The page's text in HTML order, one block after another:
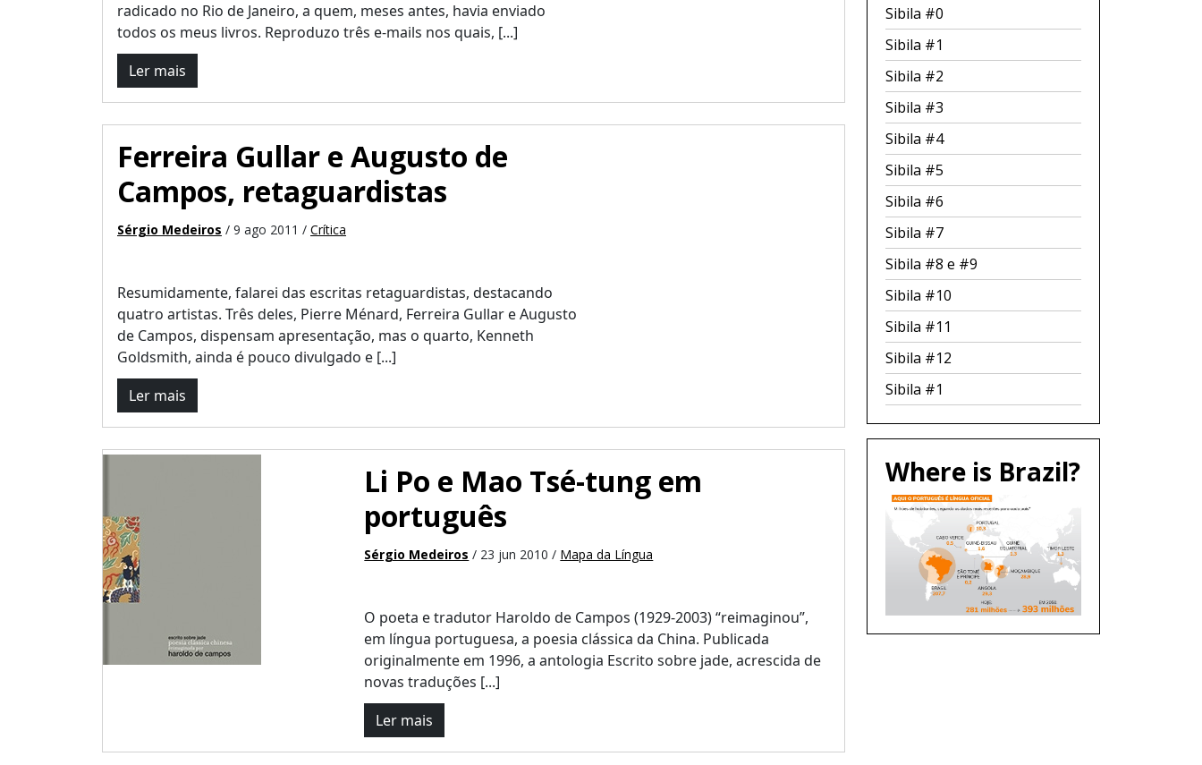
radicado no Rio de Janeiro, a quem, meses antes, havia enviado
todos os meus livros. Reproduzo três e-mails nos quais, [...]
Ler mais
Ferreira Gullar e Augusto de
Campos, retaguardistas
Sérgio Medeiros / 9 ago 2011 / Crítica
Resumidamente, falarei das escritas retaguardistas, destacando
quatro artistas. Três deles, Pierre Ménard, Ferreira Gullar e Augusto
de Campos, dispensam apresentação, mas o quarto, Kenneth
Goldsmith, ainda é pouco divulgado e [...]
Ler mais
Li Po e Mao Tsé-tung em
português
Sérgio Medeiros / 23 jun 2010 / Mapa da Língua
O poeta e tradutor Haroldo de Campos (1929-2003) “reimaginou”,
em língua portuguesa, a poesia clássica da China. Publicada
originalmente em 1996, a antologia Escrito sobre jade, acrescida de
novas traduções [...]
Ler mais
Sibila #0
Sibila #1
Sibila #2
Sibila #3
Sibila #4
Sibila #5
Sibila #6
Sibila #7
Sibila #8 e #9
Sibila #10
Sibila #11
Sibila #12
Sibila #1
Where is Brazil?